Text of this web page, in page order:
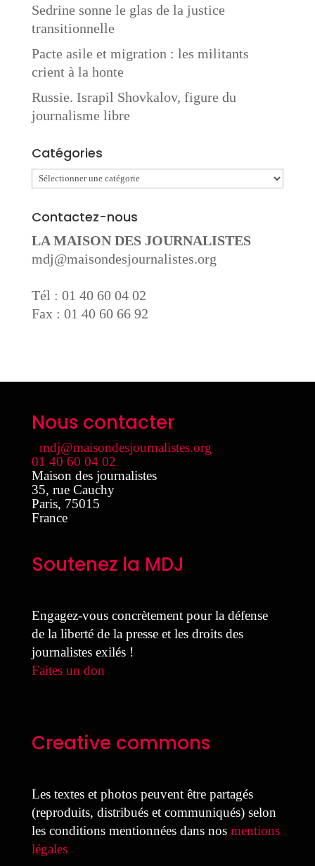
Sedrine sonne le glas de la justice
transitionnelle
Pacte asile et migration : les militants
crient à la honte
Russie. Israpil Shovkalov, figure du
journalisme libre
Catégories
Catégories
Contactez-nous
LA MAISON DES JOURNALISTES
mdj@maisondesjournalistes.org
Tél : 01 40 60 04 02
Fax : 01 40 60 66 92
Nous contacter
mdj@maisondesjournalistes.org
01 40 60 04 02
Maison des journalistes
35, rue Cauchy
Paris, 75015
France
Soutenez la MDJ
Engagez-vous concrètement pour la défense
de la liberté de la presse et les droits des
journalistes exilés !
Faites un don
Creative commons
Les textes et photos peuvent être partagés
(reproduits, distribués et communiqués) selon
les conditions mentionnées dans nos mentions
légales